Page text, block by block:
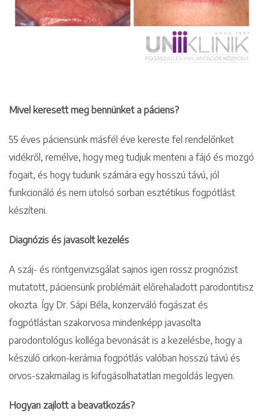
Mivel keresett meg bennünket a páciens?
55 éves páciensünk másfél éve kereste fel rendelőnket
vidékről, remélve, hogy meg tudjuk menteni a fájó és mozgó
fogait, és hogy tudunk számára egy hosszú távú, jól
funkcionáló és nem utolsó sorban esztétikus fogpótlást
készíteni.
Diagnózis és javasolt kezelés
A száj- és röntgenvizsgálat sajnos igen rossz prognózist
mutatott, páciensünk problémáit előrehaladott parodontitisz
okozta. Így Dr. Sápi Béla, konzerváló fogászat és
fogpótlástan szakorvosa mindenképp javasolta
parodontológus kolléga bevonását is a kezelésbe, hogy a
készülő cirkon-kerámia fogpótlás valóban hosszú távú és
orvos-szakmailag is kifogásolhatatlan megoldás legyen.
Hogyan zajlott a beavatkozás?